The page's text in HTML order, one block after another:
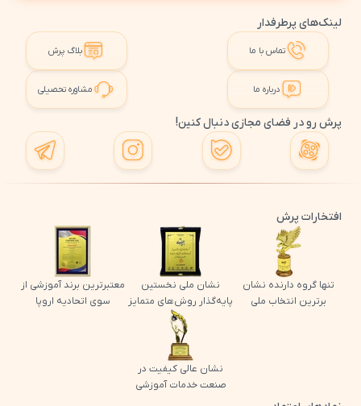
لینک‌های پرطرفدار
تماس با ما بلاگ پرش
درباره ما مشاوره تحصیلی
پرش رو در فضای مجازی دنبال کنین!
افتخارات پرش
تنها گروه دارنده نشان
برترین انتخاب ملی
نشان ملی نخستین
پایه‌گذار روش‌های متمایز
معتبرترین برند آموزشی از
سوی اتحادیه اروپا
نشان عالی کیفیت در
صنعت خدمات آموزشی